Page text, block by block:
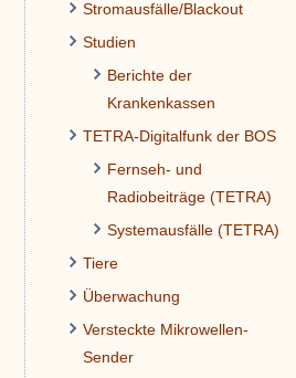
Stromausfälle/Blackout
Studien
Berichte der
Krankenkassen
TETRA-Digitalfunk der BOS
Fernseh- und
Radiobeiträge (TETRA)
Systemausfälle (TETRA)
Tiere
Überwachung
Versteckte Mikrowellen-
Sender